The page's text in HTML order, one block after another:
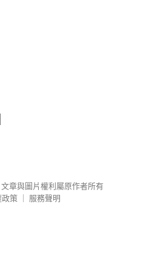
文章與圖片權利屬原作者所有
政策
服務聲明